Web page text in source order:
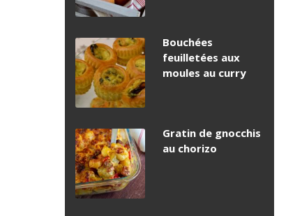
Bouchées
feuilletées aux
moules au curry
Gratin de gnocchis
au chorizo